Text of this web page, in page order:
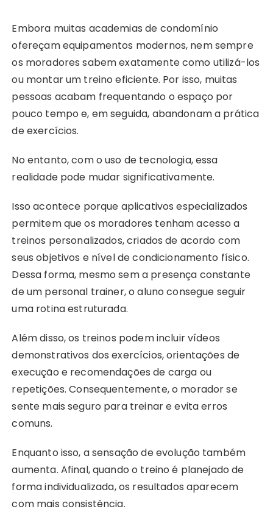
Embora muitas academias de condomínio
ofereçam equipamentos modernos, nem sempre
os moradores sabem exatamente como utilizá-los
ou montar um treino eficiente. Por isso, muitas
pessoas acabam frequentando o espaço por
pouco tempo e, em seguida, abandonam a prática
de exercícios.
No entanto, com o uso de tecnologia, essa
realidade pode mudar significativamente.
Isso acontece porque aplicativos especializados
permitem que os moradores tenham acesso a
treinos personalizados, criados de acordo com
seus objetivos e nível de condicionamento físico.
Dessa forma, mesmo sem a presença constante
de um personal trainer, o aluno consegue seguir
uma rotina estruturada.
Além disso, os treinos podem incluir vídeos
demonstrativos dos exercícios, orientações de
execução e recomendações de carga ou
repetições. Consequentemente, o morador se
sente mais seguro para treinar e evita erros
comuns.
Enquanto isso, a sensação de evolução também
aumenta. Afinal, quando o treino é planejado de
forma individualizada, os resultados aparecem
com mais consistência.